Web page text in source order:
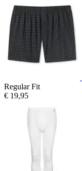
Regular Fit
€ 19,95